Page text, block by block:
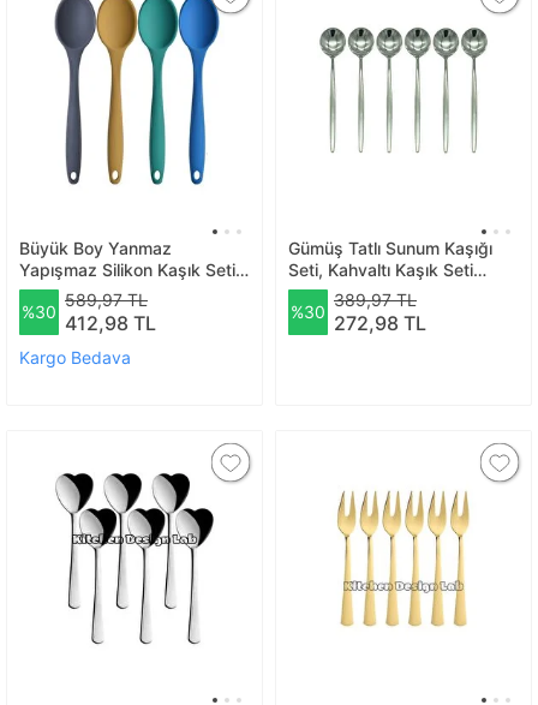
Büyük Boy Yanmaz
Yapışmaz Silikon Kaşık Seti
4 Adet – Silikon Kaşık
Antrasit Sarı Yeşil Mavi
%30
589,97 TL
412,98 TL
Kargo Bedava
Gümüş Tatlı Sunum Kaşığı
Seti, Kahvaltı Kaşık Seti
Kutulu, Paslanmaz Çelik, 6
Adet, 18 Cm
%30
389,97 TL
272,98 TL